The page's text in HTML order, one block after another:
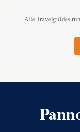
Alle Travelguides